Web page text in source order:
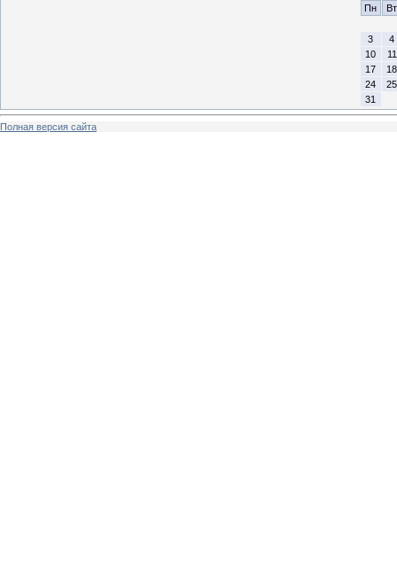
Пн
Вт
3
4
10
11
17
18
24
25
31
Полная версия сайта